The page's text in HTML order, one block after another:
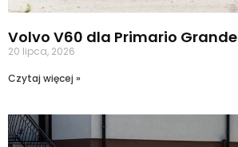
Volvo V60 dla Primario Grande
20 lipca, 2026
Czytaj więcej »